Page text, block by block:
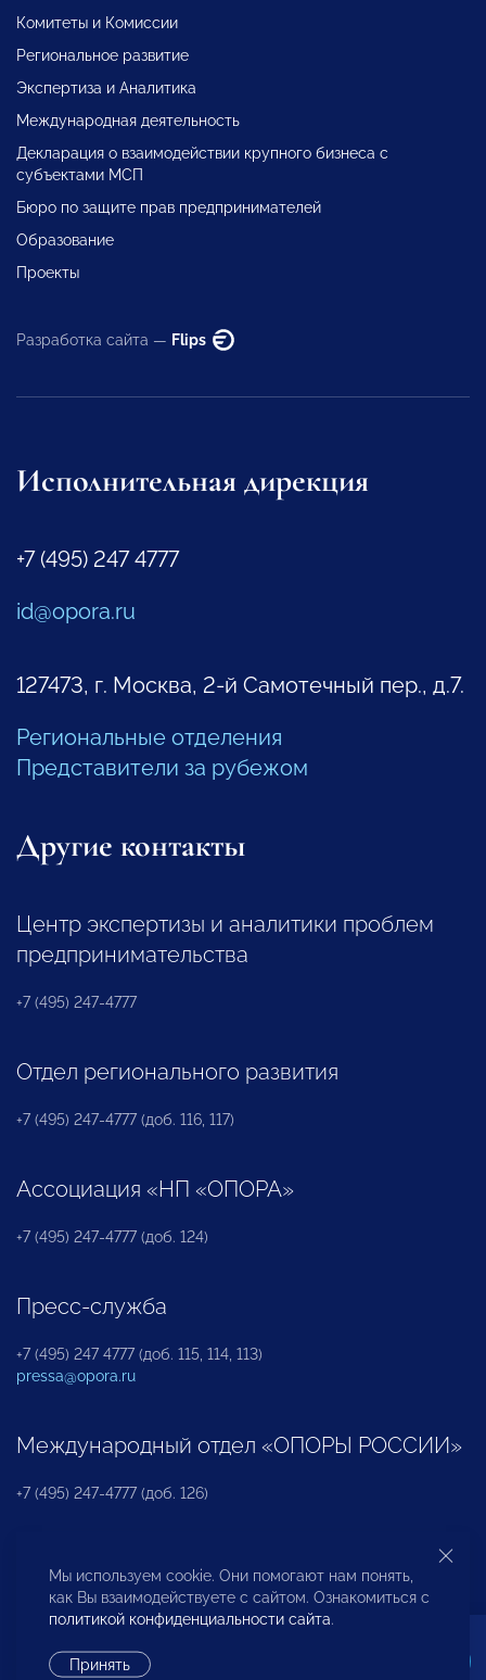
Комитеты и Комиссии
Региональное развитие
Экспертиза и Аналитика
Международная деятельность
Декларация о взаимодействии крупного бизнеса с
субъектами МСП
Бюро по защите прав предпринимателей
Образование
Проекты
Разработка сайта — Flips
Исполнительная дирекция
+7 (495) 247 4777
id@opora.ru
127473, г. Москва, 2-й Самотечный пер., д.7.
Региональные отделения
Представители за рубежом
Другие контакты
Центр экспертизы и аналитики проблем
предпринимательства
+7 (495) 247-4777
Отдел регионального развития
+7 (495) 247-4777 (доб. 116, 117)
Ассоциация «НП «ОПОРА»
+7 (495) 247-4777 (доб. 124)
Пресс-служба
+7 (495) 247 4777 (доб. 115, 114, 113)
pressa@opora.ru
Международный отдел «ОПОРЫ РОССИИ»
+7 (495) 247-4777 (доб. 126)
Бюро по защите прав предпринимателей и
инвесторов
Мы используем cookie. Они помогают нам понять,
как Вы взаимодействуете с сайтом. Ознакомиться с
политикой конфиденциальности сайта.
Принять